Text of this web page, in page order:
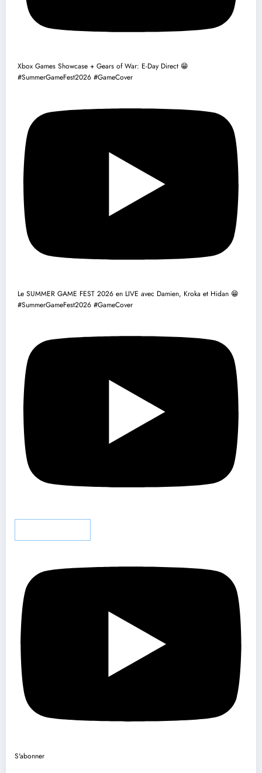
Xbox Games Showcase + Gears of War: E-Day Direct 😁
#SummerGameFest2026 #GameCover
Le SUMMER GAME FEST 2026 en LIVE avec Damien, Kroka et Hidan 😁
#SummerGameFest2026 #GameCover
S'abonner